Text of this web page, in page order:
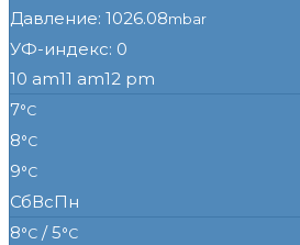
Давление: 1026.08mbar
УФ-индекс: 0
10 am11 am12 pm
7°C
8°C
9°C
СбВсПн
8°C / 5°C